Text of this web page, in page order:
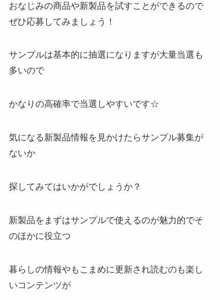
おなじみの商品や新製品を試すことができるので
ぜひ応募してみましょう！
サンプルは基本的に抽選になりますが大量当選も
多いので
かなりの高確率で当選しやすいです☆
気になる新製品情報を見かけたらサンプル募集が
ないか
探してみてはいかがでしょうか？
新製品をまずはサンプルで使えるのが魅力的でそ
のほかに役立つ
暮らしの情報やもこまめに更新され読むのも楽し
いコンテンツが